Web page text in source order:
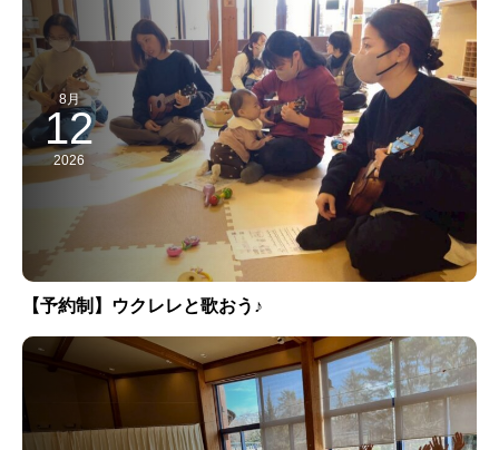
8月
12
2026
【予約制】ウクレレと歌おう♪